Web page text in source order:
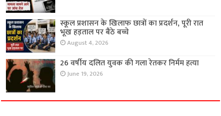
स्कूल प्रशासन के खिलाफ छात्रों का प्रदर्शन, पूरी रात
भूख हड़ताल पर बैठे बच्चे
August 4, 2026
26 वर्षीय दलित युवक की गला रेतकर निर्मम हत्या
June 19, 2026